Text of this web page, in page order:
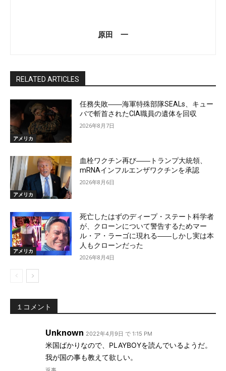
原田 一
RELATED ARTICLES
アメリカ
任務失敗――海軍特殊部隊SEALs、キュー
バで斬首されたCIA職員の遺体を回収
2026年8月7日
アメリカ
血栓ワクチン再び――トランプ大統領、
mRNAインフルエンザワクチンを承認
2026年8月6日
アメリカ
死亡したはずのディープ・ステート科学者
が、クローンについて警告するためマー
ル・ア・ラーゴに現れる――しかし実は本
人もクローンだった
2026年8月4日
１コメント
Unknown 2022年4月9日 で 1:15 PM
米国ばかりなので、PLAYBOYを読んでいるようだ。
我が国の事も教えて欲しい。